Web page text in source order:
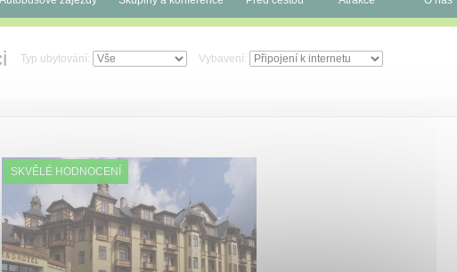
Typ ubytování: Vybavení:
SKVĚLÉ HODNOCENÍ